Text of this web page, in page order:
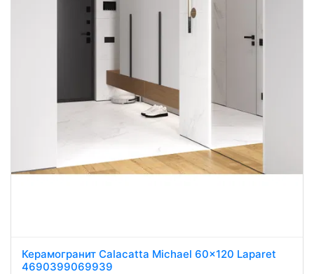
Керамогранит Calacatta Michael 60x120 Laparet
4690399069939